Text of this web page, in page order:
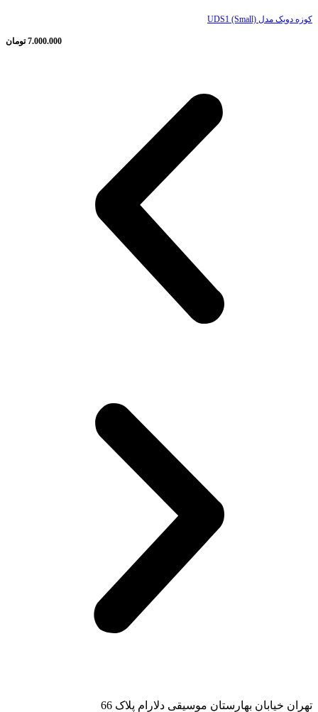
کوزه دویک مدل UDS1 (Small)
7.000.000 تومان
تهران خیابان بهارستان موسیقی دلارام پلاک 66